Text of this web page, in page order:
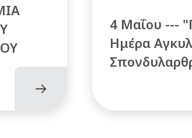
4 Μαΐου ---
Ημέρα